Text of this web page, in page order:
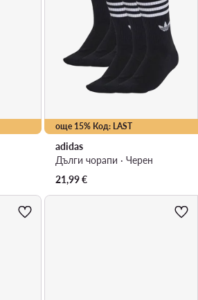
още 15% Код: LAST
adidas
Дълги чорапи · Черен
21,99€